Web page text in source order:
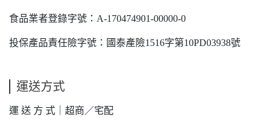
食品業者登錄字號：A-170474901-00000-0
投保產品責任險字號：國泰產險1516字第10PD03938號
運送方式
運 送 方 式｜超商／宅配